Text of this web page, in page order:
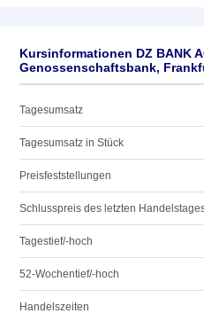
Kursinformationen DZ BANK
Genossenschaftsbank,
Tagesumsatz
Tagesumsatz in Stück
Preisfeststellungen
Schlusspreis des letzten
Tagestief/-hoch
52-Wochentief/-hoch
Handelszeiten